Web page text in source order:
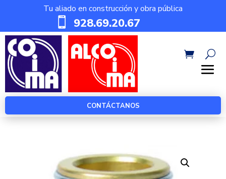
Tu aliado en construcción y obra pública
 928.69.20.67
CONTÁCTANOS